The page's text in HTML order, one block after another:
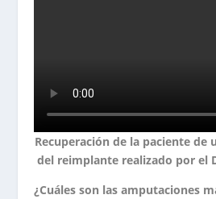
Recuperación de la paciente de
del reimplante realizado por el
¿Cuáles son las amputaciones